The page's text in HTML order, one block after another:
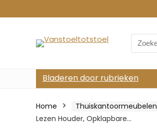
Search
for:
Bladeren door rubrieken
Home Thuiskantoormeubelen
Lezen Houder, Opklapbare…